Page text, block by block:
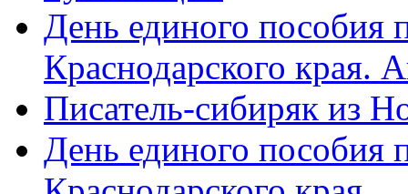
День единого пособия
Краснодарского края.
Писатель-сибиряк из
День единого пособия